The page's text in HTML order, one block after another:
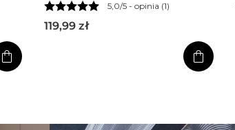
5,0/5 - opinia (1)
119,99 zł